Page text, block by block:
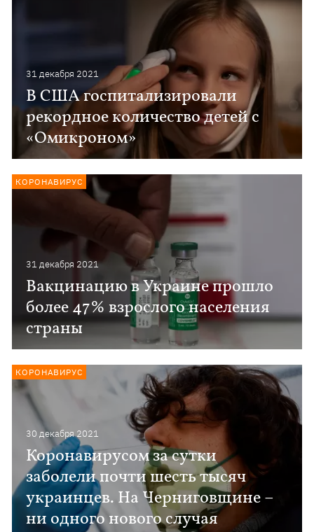
31 декабря 2021
В США госпитализировали
рекордное количество детей с
«Омикроном»
31 декабря 2021
Вакцинацию в Украине прошло
более 47% взрослого населения
страны
КОРОНАВИРУС
30 декабря 2021
Коронавирусом за сутки
заболели почти шесть тысяч
украинцев. На Черниговщине –
ни одного нового случая
КОРОНАВИРУС